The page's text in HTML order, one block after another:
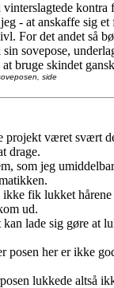
kontra
- at anskaffe sig et
For det andet så
sovepose,
bruge skindet
side
projekt været svært
drage.
som jeg
fik lukket
ud.
lade sig gøre at
posen her er ikke
lukkede altså